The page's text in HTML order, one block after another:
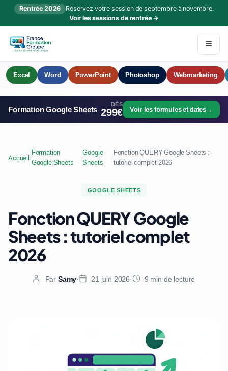
Rentrée 2026
Réservez votre session de septembre à novembre.
Voir les sessions de rentrée →
Excel Word PowerPoint Photoshop Webmarketing
Formation Google Sheets
DÈS
299€ Voir les formules et dates→
Accueil
Formation
Google Sheets
Google
Sheets
Fonction QUERY Google Sheets :
tutoriel complet 2026
GOOGLE SHEETS
Fonction QUERY Google
Sheets : tutoriel complet
2026
Par Samy· 21 juin 2026· 9 min de lecture